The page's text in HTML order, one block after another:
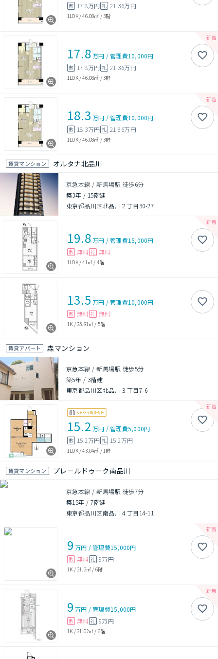
敷 17.8万円 礼 21.36万円
1LDK/46.08㎡ /3階
17.8万円 /管理費10,000円
敷 17.8万円 礼 21.36万円
1LDK/46.08㎡ /3階
18.3 万円 /管理費10,000円
敷 18.3万円 礼 21.96万円
1LDK/46.08㎡ /3階
賃貸マンション オルタナ北品川
京急本線 / 新馬場駅 徒歩6分
築3年 / 15階建
東京都品川区北品川２丁目30-27
19.8万円 /管理費15,000円
敷 無料 礼 無料
1LDK/41㎡ / 4階
13.5 万円 /管理費10,000円
敷 無料 礼 無料
1K / 25.81㎡ / 5階
賃貸アパート 森マンション
京急本線 / 新馬場駅 徒歩5分
築5年 / 3階建
東京都品川区北品川３丁目7-6
15.2 万円 /管理費5,000円
敷 15.2万円 礼 15.2万円
1LDK/43.04㎡ /1階
賃貸マンション プレールドゥーク南品川
京急本線 / 新馬場駅 徒歩7分
築15年 /7階建
東京都品川区南品川４丁目14-11
9 万円 /管理費15,000円
敷 無料 礼 9万円
1K / 21.2㎡ / 6階
9 万円 /管理費15,000円
敷 無料 礼 9万円
1K / 21.02㎡ / 6階